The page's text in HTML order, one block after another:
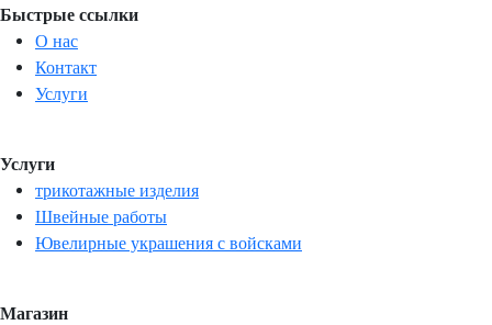
Быстрые ссылки
О нас
Контакт
Услуги
Услуги
трикотажные изделия
Швейные работы
Ювелирные украшения с войсками
Магазин